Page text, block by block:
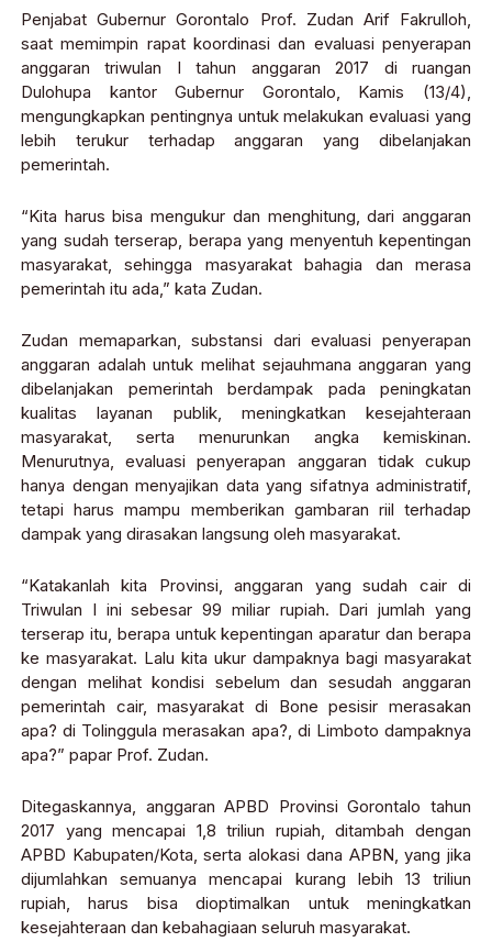
Penjabat Gubernur Gorontalo Prof. Zudan Arif Fakrulloh,
saat memimpin rapat koordinasi dan evaluasi penyerapan
anggaran triwulan I tahun anggaran 2017 di ruangan
Dulohupa kantor Gubernur Gorontalo, Kamis (13/4),
mengungkapkan pentingnya untuk melakukan evaluasi yang
lebih terukur terhadap anggaran yang dibelanjakan
pemerintah.
“Kita harus bisa mengukur dan menghitung, dari anggaran
yang sudah terserap, berapa yang menyentuh kepentingan
masyarakat, sehingga masyarakat bahagia dan merasa
pemerintah itu ada,” kata Zudan.
Zudan memaparkan, substansi dari evaluasi penyerapan
anggaran adalah untuk melihat sejauhmana anggaran yang
dibelanjakan pemerintah berdampak pada peningkatan
kualitas layanan publik, meningkatkan kesejahteraan
masyarakat, serta menurunkan angka kemiskinan.
Menurutnya, evaluasi penyerapan anggaran tidak cukup
hanya dengan menyajikan data yang sifatnya administratif,
tetapi harus mampu memberikan gambaran riil terhadap
dampak yang dirasakan langsung oleh masyarakat.
“Katakanlah kita Provinsi, anggaran yang sudah cair di
Triwulan I ini sebesar 99 miliar rupiah. Dari jumlah yang
terserap itu, berapa untuk kepentingan aparatur dan berapa
ke masyarakat. Lalu kita ukur dampaknya bagi masyarakat
dengan melihat kondisi sebelum dan sesudah anggaran
pemerintah cair, masyarakat di Bone pesisir merasakan
apa? di Tolinggula merasakan apa?, di Limboto dampaknya
apa?” papar Prof. Zudan.
Ditegaskannya, anggaran APBD Provinsi Gorontalo tahun
2017 yang mencapai 1,8 triliun rupiah, ditambah dengan
APBD Kabupaten/Kota, serta alokasi dana APBN, yang jika
dijumlahkan semuanya mencapai kurang lebih 13 triliun
rupiah, harus bisa dioptimalkan untuk meningkatkan
kesejahteraan dan kebahagiaan seluruh masyarakat.